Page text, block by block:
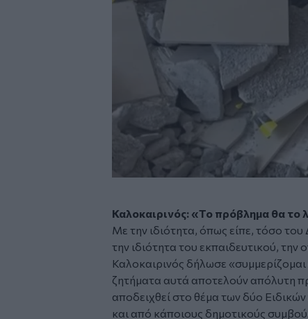
Καλοκαιρινός: «Το πρόβλημα θα το
Με την ιδιότητα, όπως είπε, τόσο
την ιδιότητα του εκπαιδευτικού, την
Καλοκαιρινός δήλωσε
ζητήματα αυτά αποτελούν απόλυτη
αποδειχθεί στο θέμα των δύο
και από κάποιους δημοτικούς